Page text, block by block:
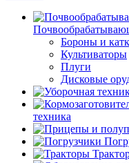
Бороны и
Культиваторы
Плуги
Дисковые
техника